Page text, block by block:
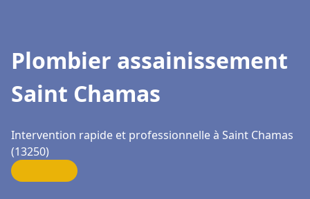
Plombier assainissement
Saint Chamas
Intervention rapide et professionnelle à Saint Chamas
(13250)